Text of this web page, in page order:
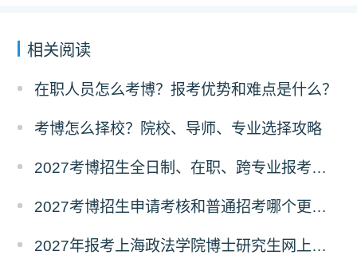
相关阅读
在职人员怎么考博？报考优势和难点是什么？
考博怎么择校？院校、导师、专业选择攻略
2027考博招生全日制、在职、跨专业报考要求
2027考博招生申请考核和普通招考哪个更好考？
2027年报考上海政法学院博士研究生网上报名公告